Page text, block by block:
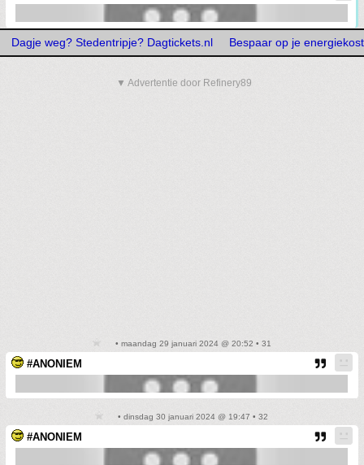
Dagje weg? Stedentripje? Dagtickets.nl Bespaar op je
▼ Advertentie door Refinery89
• maandag 29 januari 2024 @ 20:52 • 31
#ANONIEM
• dinsdag 30 januari 2024 @ 19:47 • 32
#ANONIEM